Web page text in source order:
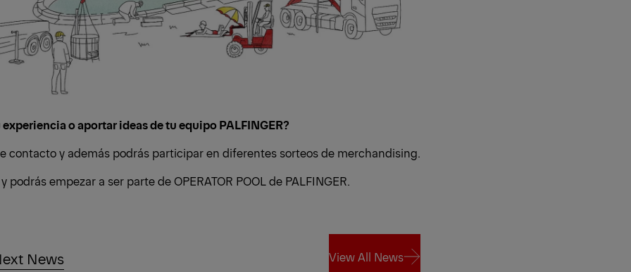
o aportar ideas de tu equipo PALFINGER?
contacto y además podrás participar en diferentes sorteos de merchandising.
podrás empezar a ser parte de OPERATOR POOL de PALFINGER.
News View All News